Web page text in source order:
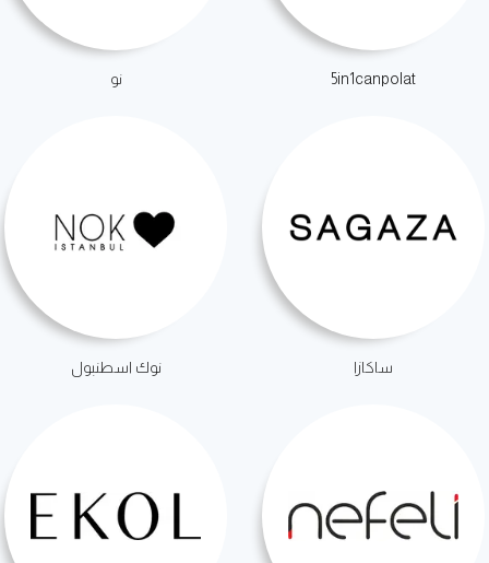
5in1canpolat نو
ساكازا نوك اسطنبول